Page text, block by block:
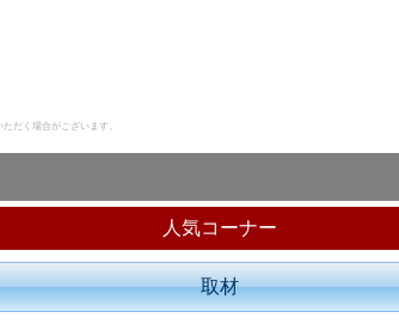
だく場合がございます。
人気コーナー
取材